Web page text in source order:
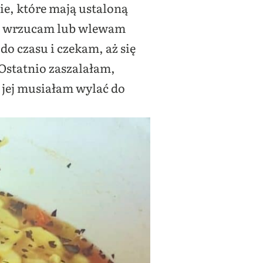
które mają ustaloną
lub wlewam
czasu i czekam, aż się
zaszalałam,
musiałam wylać do